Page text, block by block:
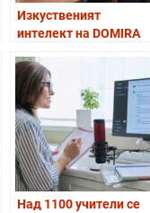
Изкуственият
интелект на DOMIRA
предотвратява
кражби и проблеми
със сигурността в
търговските обекти
Над 1100 учители се